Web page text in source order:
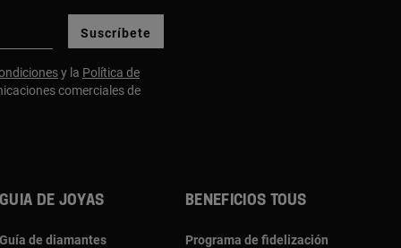
Suscríbete
y la Política de
comerciales de
Guia de joyas
Guía de diamantes
Beneficios TOUS
Programa de fidelización